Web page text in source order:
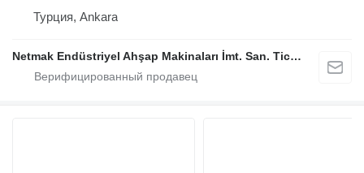
Турция, Ankara
Netmak Endüstriyel Ahşap Makinaları İmt. San. Tic. A.Ş.